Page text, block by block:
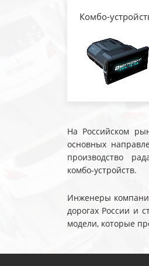
Комбо-
На Российском
основных
производство
комбо-устройств.
Инженеры
дорогах России и
модели, которые